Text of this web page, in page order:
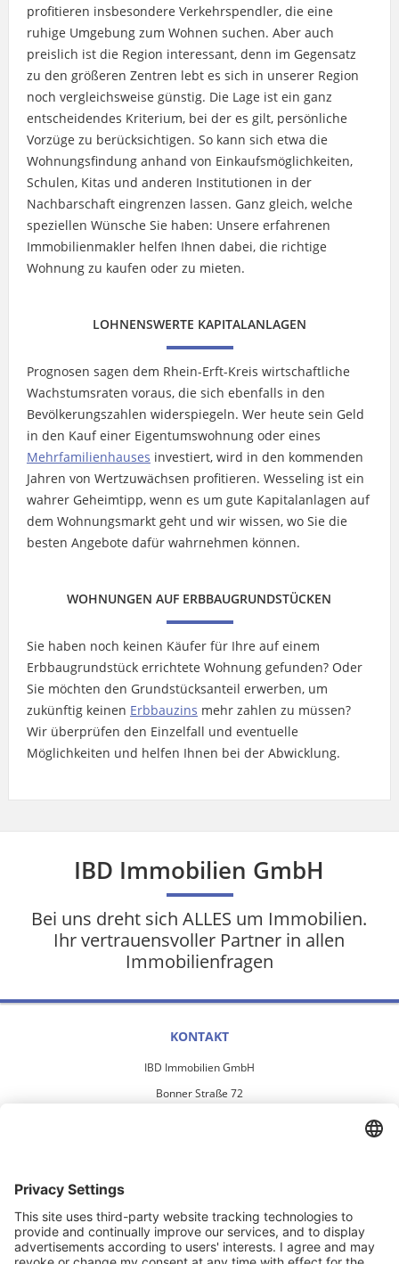
profitieren insbesondere Verkehrspendler, die eine
ruhige Umgebung zum Wohnen suchen. Aber auch
preislich ist die Region interessant, denn im Gegensatz
zu den größeren Zentren lebt es sich in unserer Region
noch vergleichsweise günstig. Die Lage ist ein ganz
entscheidendes Kriterium, bei der es gilt, persönliche
Vorzüge zu berücksichtigen. So kann sich etwa die
Wohnungsfindung anhand von Einkaufsmöglichkeiten,
Schulen, Kitas und anderen Institutionen in der
Nachbarschaft eingrenzen lassen. Ganz gleich, welche
speziellen Wünsche Sie haben: Unsere erfahrenen
Immobilienmakler helfen Ihnen dabei, die richtige
Wohnung zu kaufen oder zu mieten.
LOHNENSWERTE KAPITALANLAGEN
Prognosen sagen dem Rhein-Erft-Kreis wirtschaftliche
Wachstumsraten voraus, die sich ebenfalls in den
Bevölkerungszahlen widerspiegeln. Wer heute sein Geld
in den Kauf einer Eigentumswohnung oder eines
Mehrfamilienhauses investiert, wird in den kommenden
Jahren von Wertzuwächsen profitieren. Wesseling ist ein
wahrer Geheimtipp, wenn es um gute Kapitalanlagen auf
dem Wohnungsmarkt geht und wir wissen, wo Sie die
besten Angebote dafür wahrnehmen können.
WOHNUNGEN AUF ERBBAUGRUNDSTÜCKEN
Sie haben noch keinen Käufer für Ihre auf einem
Erbbaugrundstück errichtete Wohnung gefunden? Oder
Sie möchten den Grundstücksanteil erwerben, um
zukünftig keinen Erbbauzins mehr zahlen zu müssen?
Wir überprüfen den Einzelfall und eventuelle
Möglichkeiten und helfen Ihnen bei der Abwicklung.
IBD Immobilien GmbH
Bei uns dreht sich ALLES um Immobilien.
Ihr vertrauensvoller Partner in allen
Immobilienfragen
KONTAKT
IBD Immobilien GmbH
Bonner Straße 72
UNSER STANDORT